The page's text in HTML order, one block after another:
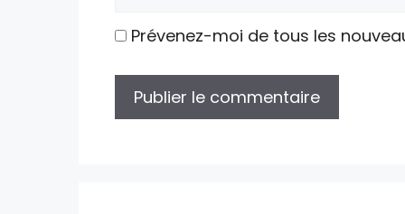
Prévenez-moi de tous les